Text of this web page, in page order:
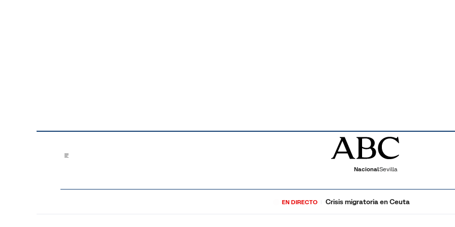
NacionalSevilla
EN DIRECTO Crisis migratoria en Ceuta